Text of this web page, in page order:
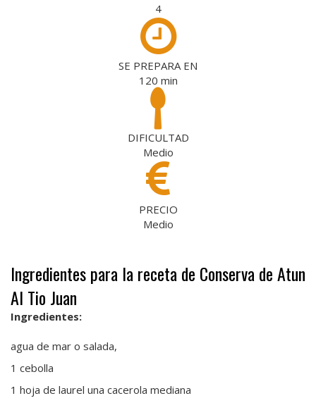
4
SE PREPARA EN
120 min
DIFICULTAD
Medio
PRECIO
Medio
Ingredientes para la receta de Conserva de Atun
Al Tio Juan
Ingredientes:
agua de mar o salada,
1 cebolla
1 hoja de laurel una cacerola mediana